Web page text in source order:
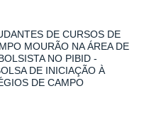
DE CURSOS DE
MOURÃO NA ÁREA DE
NO PIBID -
DE INICIAÇÃO À
DE CAMPO